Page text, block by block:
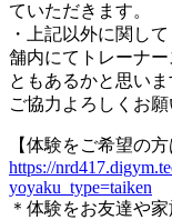
ていただきます。
・上記以外に関し
舗内にてトレーナ
ともあるかと思い
ご協力よろしくお願
【体験をご希望の
https://
yoyaku_type=taiken
＊体験をお友達や